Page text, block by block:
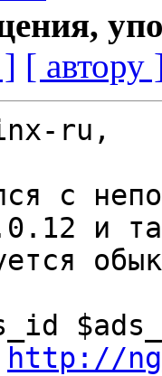
[ автору
ru,
с
и
http://